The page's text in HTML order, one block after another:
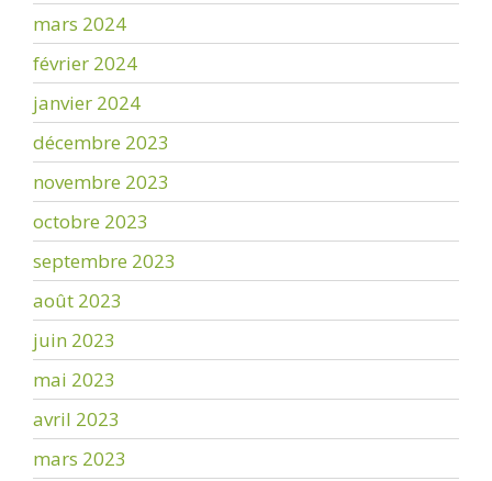
mars 2024
février 2024
janvier 2024
décembre 2023
novembre 2023
octobre 2023
septembre 2023
août 2023
juin 2023
mai 2023
avril 2023
mars 2023